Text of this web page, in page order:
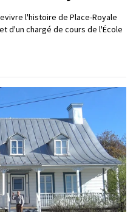
l'histoire de Place-Royale
d'un chargé de cours de l'École